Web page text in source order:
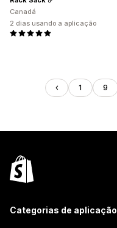
Canadá
2 dias usando a aplicação
1 9
Categorias de aplicação